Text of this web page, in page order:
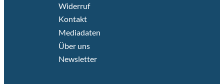
Widerruf
Kontakt
Mediadaten
Über uns
Newsletter